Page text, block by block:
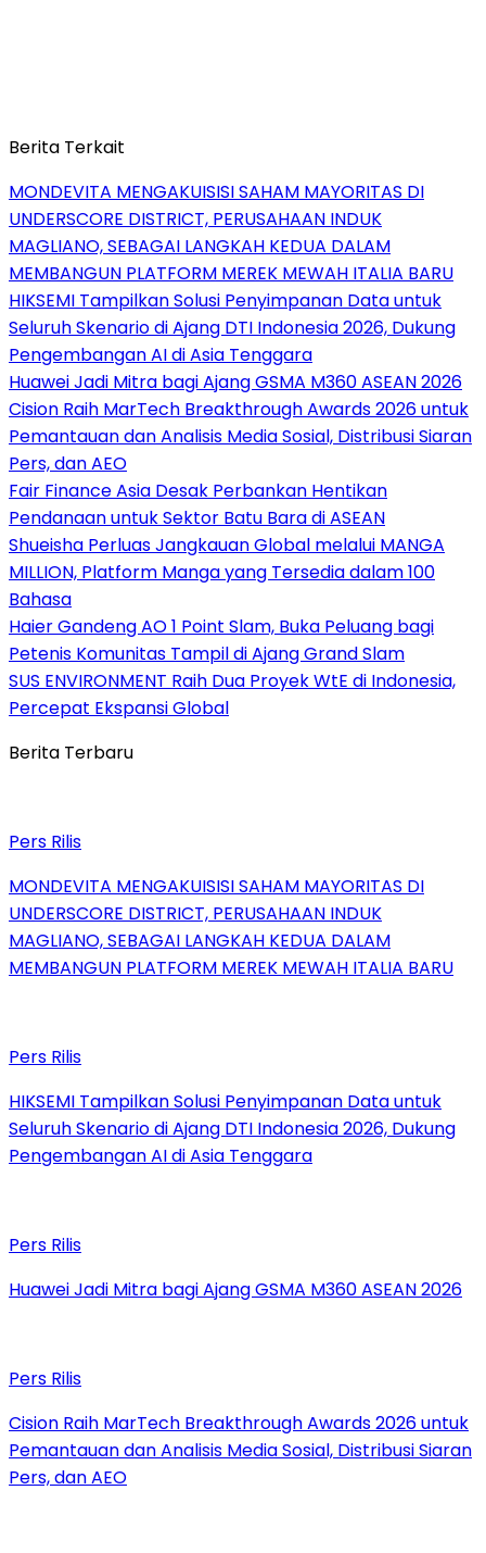
Berita Terkait
MONDEVITA MENGAKUISISI SAHAM MAYORITAS DI
UNDERSCORE DISTRICT, PERUSAHAAN INDUK
MAGLIANO, SEBAGAI LANGKAH KEDUA DALAM
MEMBANGUN PLATFORM MEREK MEWAH ITALIA BARU
HIKSEMI Tampilkan Solusi Penyimpanan Data untuk
Seluruh Skenario di Ajang DTI Indonesia 2026, Dukung
Pengembangan AI di Asia Tenggara
Huawei Jadi Mitra bagi Ajang GSMA M360 ASEAN 2026
Cision Raih MarTech Breakthrough Awards 2026 untuk
Pemantauan dan Analisis Media Sosial, Distribusi Siaran
Pers, dan AEO
Fair Finance Asia Desak Perbankan Hentikan
Pendanaan untuk Sektor Batu Bara di ASEAN
Shueisha Perluas Jangkauan Global melalui MANGA
MILLION, Platform Manga yang Tersedia dalam 100
Bahasa
Haier Gandeng AO 1 Point Slam, Buka Peluang bagi
Petenis Komunitas Tampil di Ajang Grand Slam
SUS ENVIRONMENT Raih Dua Proyek WtE di Indonesia,
Percepat Ekspansi Global
Berita Terbaru
Pers Rilis
MONDEVITA MENGAKUISISI SAHAM MAYORITAS DI
UNDERSCORE DISTRICT, PERUSAHAAN INDUK
MAGLIANO, SEBAGAI LANGKAH KEDUA DALAM
MEMBANGUN PLATFORM MEREK MEWAH ITALIA BARU
Pers Rilis
HIKSEMI Tampilkan Solusi Penyimpanan Data untuk
Seluruh Skenario di Ajang DTI Indonesia 2026, Dukung
Pengembangan AI di Asia Tenggara
Pers Rilis
Huawei Jadi Mitra bagi Ajang GSMA M360 ASEAN 2026
Pers Rilis
Cision Raih MarTech Breakthrough Awards 2026 untuk
Pemantauan dan Analisis Media Sosial, Distribusi Siaran
Pers, dan AEO